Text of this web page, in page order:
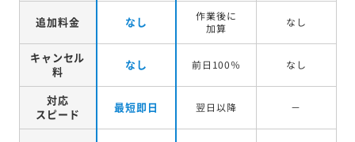
追加料金 なし
作業後に
加算
なし
キャンセル
料
なし 前日100％ なし
対応
スピード
最短即日 翌日以降 －